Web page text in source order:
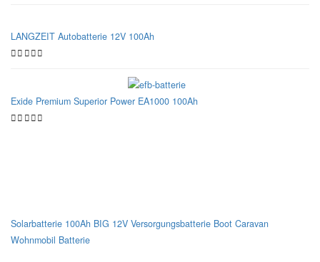
LANGZEIT Autobatterie 12V 100Ah
Exide Premium Superior Power EA1000 100Ah
Solarbatterie 100Ah BIG 12V Versorgungsbatterie Boot Caravan
Wohnmobil Batterie